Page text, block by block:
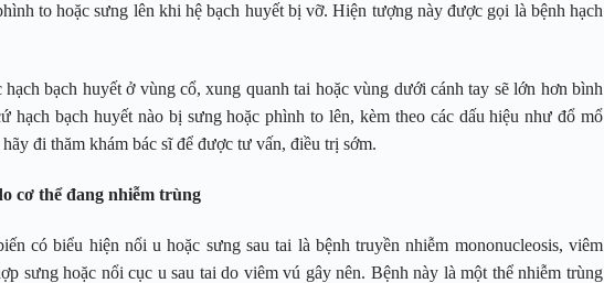
to hoặc sưng lên khi hệ bạch huyết bị vỡ. Hiện tượng này được gọi là bệnh hạch
bạch huyết ở vùng cổ, xung quanh tai hoặc vùng dưới cánh tay sẽ lớn hơn bình
hạch bạch huyết nào bị sưng hoặc phình to lên, kèm theo các dấu hiệu như đổ mổ
đi thăm khám bác sĩ để được tư vấn, điều trị sớm.
cơ thể đang nhiễm trùng
có biểu hiện nổi u hoặc sưng sau tai là bệnh truyền nhiễm mononucleosis, viêm
sưng hoặc nổi cục u sau tai do viêm vú gây nên. Bệnh này là một thể nhiễm trùng